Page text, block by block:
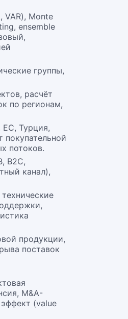
VAR), Monte
ensemble
группы,
расчёт
по регионам,
Турция,
покупательной
потоков.
B2C,
канал),
продукции,
поставок
M&A-
(value